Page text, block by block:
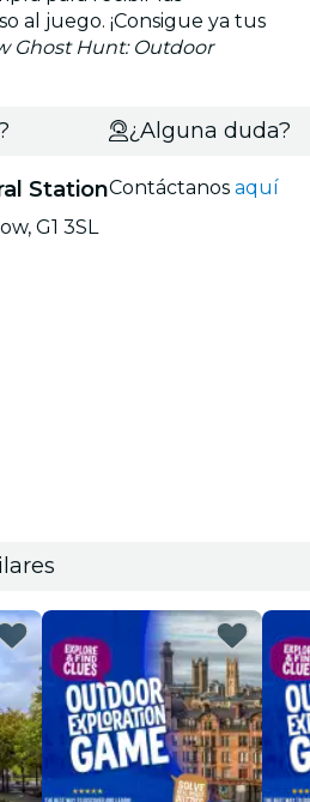
al juego. ¡Consigue ya tus
Ghost Hunt: Outdoor
Station
G1 3SL
¿Alguna duda?
Contáctanosaquí